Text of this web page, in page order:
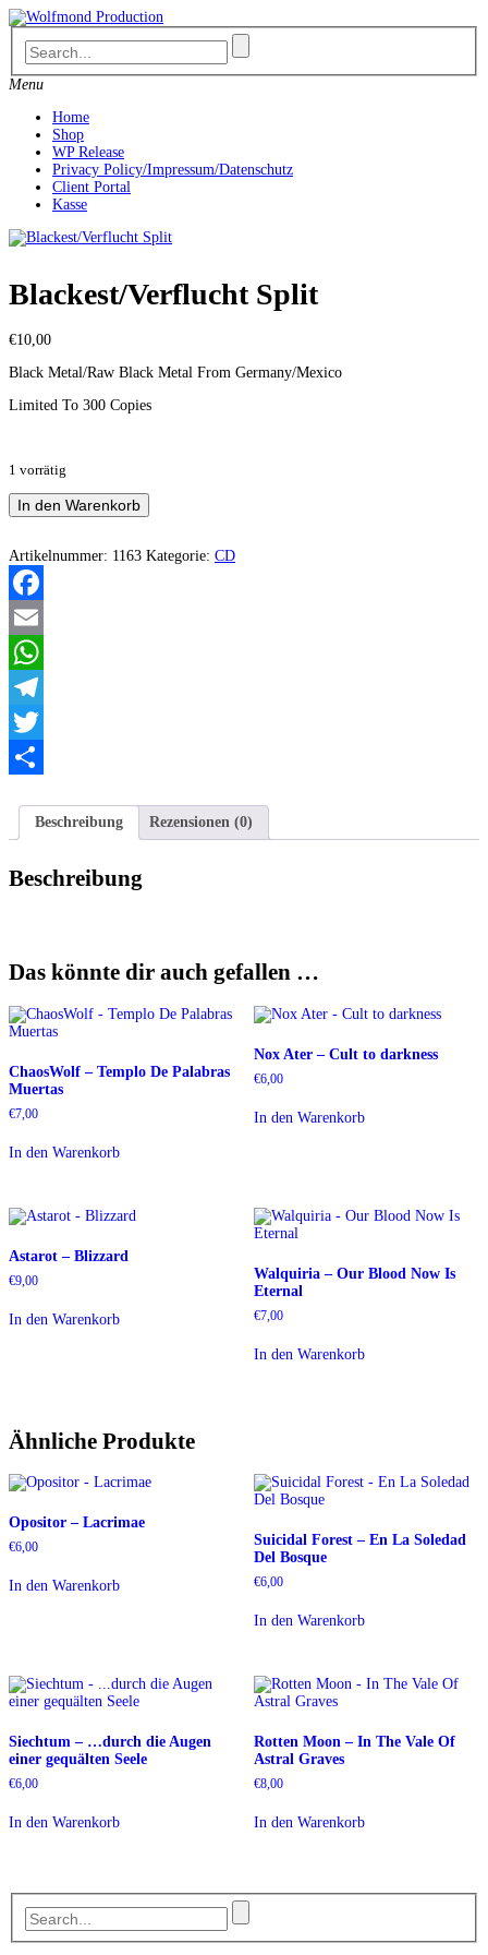
Skip
to
content
Menu
Home
Shop
WP Release
Privacy Policy/Impressum/Datenschutz
Client Portal
Kasse
Blackest/Verflucht Split
€10,00
Black Metal/Raw Black Metal From Germany/Mexico
Limited To 300 Copies
1 vorrätig
Blackest/Verflucht
Split
In den Warenkorb
Artikelnummer: 1163 Kategorie: CD
Facebook
Email
WhatsApp
Telegram
Twitter
Beschreibung
Rezensionen (0)
Beschreibung
Das könnte dir auch gefallen …
ChaosWolf – Templo De Palabras
Muertas
€7,00
In den Warenkorb
Nox Ater – Cult to darkness
€6,00
In den Warenkorb
Astarot – Blizzard
€9,00
In den Warenkorb
Walquiria – Our Blood Now Is
Eternal
€7,00
In den Warenkorb
Ähnliche Produkte
Opositor – Lacrimae
€6,00
In den Warenkorb
Suicidal Forest – En La Soledad
Del Bosque
€6,00
In den Warenkorb
Siechtum – …durch die Augen
einer gequälten Seele
€6,00
In den Warenkorb
Rotten Moon – In The Vale Of
Astral Graves
€8,00
In den Warenkorb